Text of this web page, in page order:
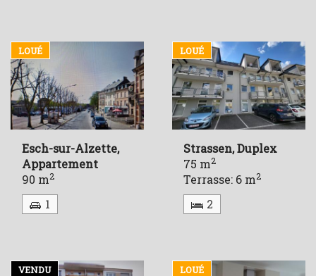
LOUÉ
Esch-sur-Alzette,
Appartement
90 m2
1
LOUÉ
Strassen, Duplex
75 m2
Terrasse: 6 m2
2
VENDU LOUÉ